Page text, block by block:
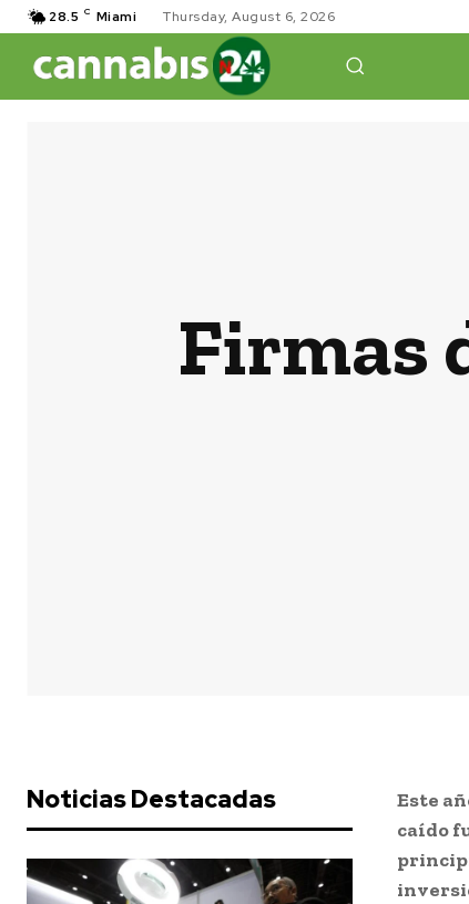
28.5 C Miami Thursday, August 6, 2026
Firmas
Noticias Destacadas
Este
caído